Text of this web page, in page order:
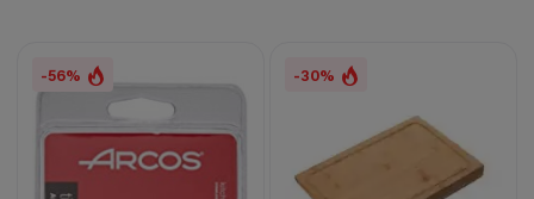
-56% -30%